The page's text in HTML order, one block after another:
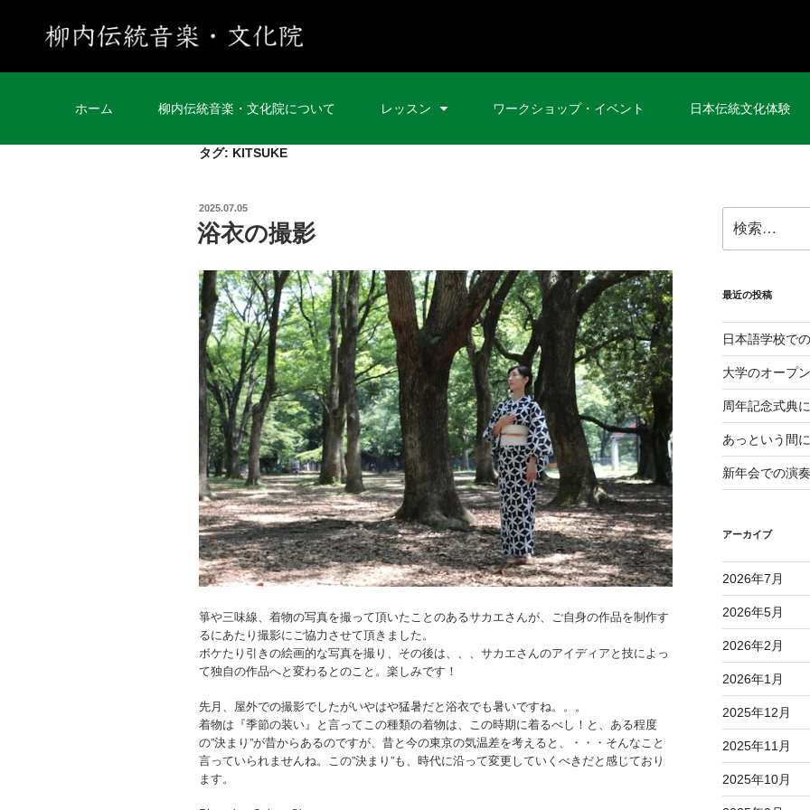
ホーム 柳内伝統音楽・文化院について レッスン ワークショップ・イベント 日本伝統文化体験
タグ: KITSUKE
2025.07.05
浴衣の撮影
箏や三味線、着物の写真を撮って頂いたことのあるサカエさんが、ご自身の作品を制作す
るにあたり撮影にご協力させて頂きました。
ボケたり引きの絵画的な写真を撮り、その後は、、、サカエさんのアイディアと技によっ
て独自の作品へと変わるとのこと。楽しみです！
先月、屋外での撮影でしたがいやはや猛暑だと浴衣でも暑いですね。。。
着物は『季節の装い』と言ってこの種類の着物は、この時期に着るべし！と、ある程度
の”決まり”が昔からあるのですが、昔と今の東京の気温差を考えると、・・・そんなこと
言っていられませんね。この”決まり”も、時代に沿って変更していくべきだと感じており
ます。
最近の投稿
日本語学校で
大学のオープ
周年記念式典
あっという間
新年会での演奏
アーカイブ
2026年7月
2026年5月
2026年2月
2026年1月
2025年12月
2025年11月
2025年10月